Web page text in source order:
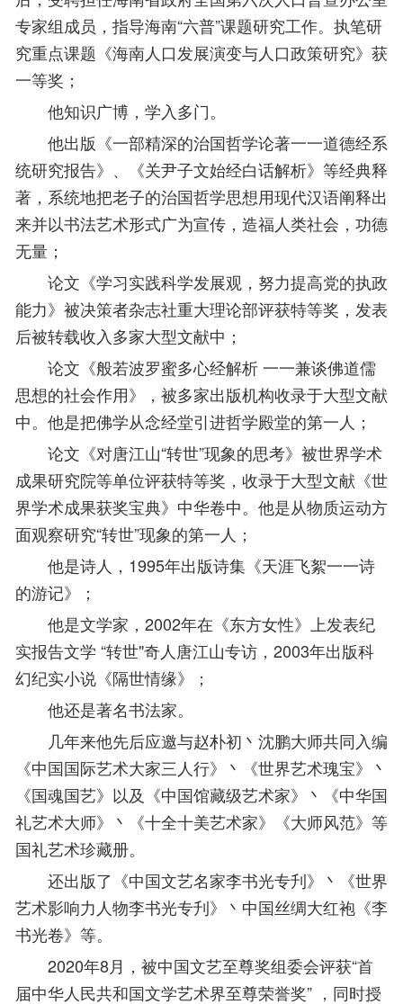
专家组成员，指导海南“六普”课题研究工作。执笔研
究重点课题《海南人口发展演变与人口政策研究》获
一等奖；
他知识广博，学入多门。
他出版《一部精深的治国哲学论著一一道德经系
统研究报告》、《关尹子文始经白话解析》等经典释
著，系统地把老子的治国哲学思想用现代汉语阐释出
来并以书法艺术形式广为宣传，造福人类社会，功德
无量；
论文《学习实践科学发展观，努力提高党的执政
能力》被决策者杂志社重大理论部评获特等奖，发表
后被转载收入多家大型文献中；
论文《般若波罗蜜多心经解析 一一兼谈佛道儒
思想的社会作用》
，被多家出版机构收录于大型文献
中。他是把佛学从念经堂引进哲学殿堂的第一人；
论文《对唐江山“转世”现象的思考》被世界学术
成果研究院等单位评获特等奖，收录于大型文献《世
界学术成果获奖宝典》中华卷中。他是从物质运动方
面观察研究“转世”现象的第一人；
他是诗人，1995年出版诗集《天涯飞絮一一诗
的游记》；
他是文学家，2002年在《东方女性》上发表纪
实报告文学 “转世"奇人唐江山专访，2003年出版科
幻纪实小说《隔世情缘》；
他还是著名书法家。
几年来他先后应邀与赵朴初丶沈鹏大师共同入编
《中国国际艺术大家三人行》丶《世界艺术瑰宝》丶
《国魂国艺》以及《中国馆藏级艺术家》丶《中华国
礼艺术大师》丶《十全十美艺术家》《大师风范》等
国礼艺术珍藏册。
还出版了《中国文艺名家李书光专刋》丶《世界
艺术影响力人物李书光专刋》丶中国丝绸大红袍《李
书光卷》等。
2020年8月，被中国文艺至尊奖组委会评获“首
届中华人民共和国文学艺术界至尊荣誉奖” ，同时授